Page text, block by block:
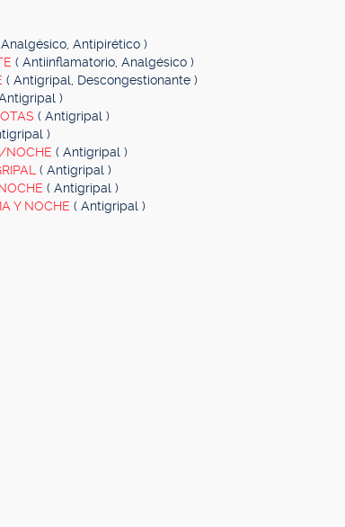
Antipirético )
( Antiinflamatorio, Analgésico )
( Antigripal, Descongestionante )
)
( Antigripal )
)
NOCHE ( Antigripal )
( Antigripal )
( Antigripal )
Y NOCHE ( Antigripal )